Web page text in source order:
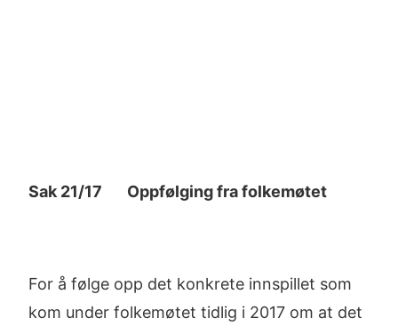
Sak 21/17 Oppfølging fra folkemøtet
For å følge opp det konkrete innspillet som
kom under folkemøtet tidlig i 2017 om at det